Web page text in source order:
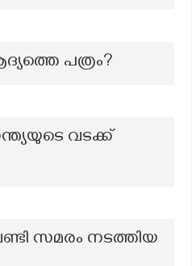
പത്രം?
വടക്ക്
സമരം നടത്തിയ